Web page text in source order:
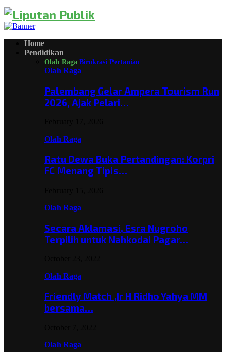
Home
Pendidikan
Olah Raga Birokrasi Pertanian
Olah Raga
Palembang Gelar Ampera Tourism Run
2026, Ajak Pelari…
Olah Raga
Ratu Dewa Buka Pertandingan: Korpri
FC Menang Tipis…
Olah Raga
Secara Aklamasi, Esra Nugroho
Terpilih untuk Nahkodai Pagar…
Olah Raga
Friendly Match ,Ir H Ridho Yahya MM
bersama…
Olah Raga